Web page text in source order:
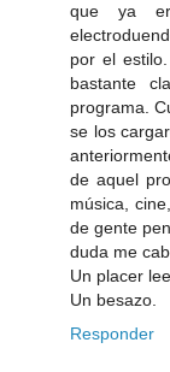
que ya
por el
bastante
programa.
se los
de aquel
música,
de gente
duda me
Un placer
Un besazo.
Responder